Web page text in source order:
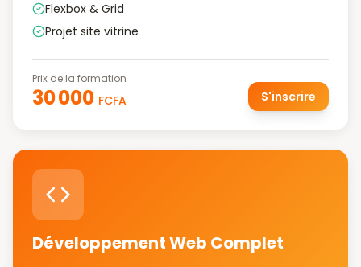
Flexbox & Grid
Projet site vitrine
Prix de la formation
30 000 FCFA S'inscrire
Développement Web Complet